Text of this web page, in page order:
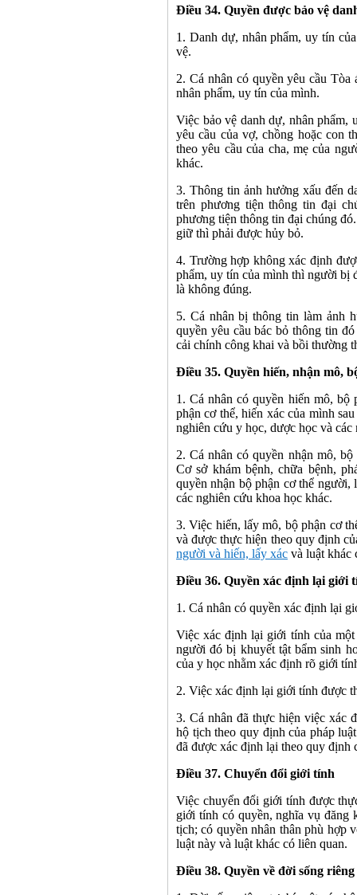
Điều 34. Quyền được bảo vệ
1. Danh dự, nhân phẩm, uy tín
vệ.
2. Cá nhân có quyền yêu cầu
nhân phẩm, uy tín của mình.
Việc bảo vệ danh dự, nhân phẩm,
yêu cầu của vợ, chồng hoặc con
theo yêu cầu của cha, mẹ của
khác.
3. Thông tin ảnh hưởng xấu đến
trên phương tiện thông tin đại
phương tiện thông tin đại chúng
giữ thì phải được hủy bỏ.
4. Trường hợp không xác định
phẩm, uy tín của mình thì người bị
là không đúng.
5. Cá nhân bị thông tin làm ảnh
quyền yêu cầu bác bỏ thông tin
cải chính công khai và bồi thường
Điều 35. Quyền hiến, nhận mô,
1. Cá nhân có quyền hiến mô, bộ
phận cơ thể, hiến xác của mình
nghiên cứu y học, dược học và
2. Cá nhân có quyền nhận mô,
Cơ sở khám bệnh, chữa bệnh,
quyền nhận bộ phận cơ thể
các nghiên cứu khoa học khác.
3. Việc hiến, lấy mô, bộ phận cơ
và được thực hiện theo quy định
người và hiến, lấy xác và luật khác
Điều 36. Quyền xác định lại giới
1. Cá nhân có quyền xác định lại
Việc xác định lại giới tính của
người đó bị khuyết tật bẩm sinh
của y học nhằm xác định rõ giới
2. Việc xác định lại giới tính được
3. Cá nhân đã thực hiện việc xác
hộ tịch theo quy định của pháp
đã được xác định lại theo quy định
Điều 37. Chuyển đổi giới tính
Việc chuyển đổi giới tính được
giới tính có quyền, nghĩa vụ đăng
tịch; có quyền nhân thân phù hợp
luật này và luật khác có liên quan.
Điều 38. Quyền về đời sống